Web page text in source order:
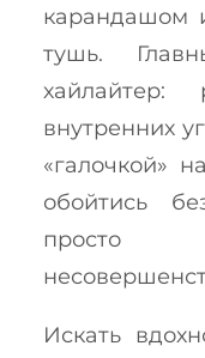
карандашом
тушь.
хайлайтер:
внутренних
«галочкой»
обойтись
просто
Искать